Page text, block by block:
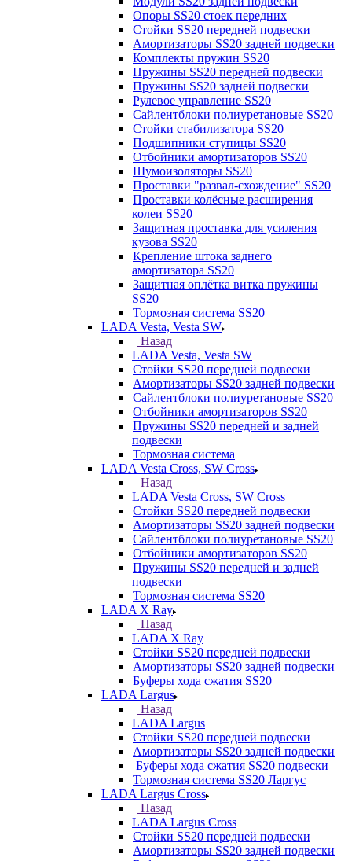
Опоры SS20 стоек передних
Стойки SS20 передней подвески
Амортизаторы SS20 задней подвески
Комплекты пружин SS20
Пружины SS20 передней подвески
Пружины SS20 задней подвески
Рулевое управление SS20
Сайлентблоки полиуретановые SS20
Стойки стабилизатора SS20
Подшипники ступицы SS20
Отбойники амортизаторов SS20
Шумоизоляторы SS20
Проставки "развал-схождение" SS20
Проставки колёсные расширения
колеи SS20
Защитная проставка для усиления
кузова SS20
Крепление штока заднего
амортизатора SS20
Защитная оплётка витка пружины
SS20
Тормозная система SS20
LADA Vesta, Vesta SW
Назад
LADA Vesta, Vesta SW
Стойки SS20 передней подвески
Амортизаторы SS20 задней подвески
Сайлентблоки полиуретановые SS20
Отбойники амортизаторов SS20
Пружины SS20 передней и задней
подвески
Тормозная система
LADA Vesta Cross, SW Cross
Назад
LADA Vesta Cross, SW Cross
Стойки SS20 передней подвески
Амортизаторы SS20 задней подвески
Сайлентблоки полиуретановые SS20
Отбойники амортизаторов SS20
Пружины SS20 передней и задней
подвески
Тормозная система SS20
LADA X Ray
Назад
LADA X Ray
Стойки SS20 передней подвески
Амортизаторы SS20 задней подвески
Буферы хода сжатия SS20
LADA Largus
Назад
LADA Largus
Стойки SS20 передней подвески
Амортизаторы SS20 задней подвески
Буферы хода сжатия SS20 подвески
Тормозная система SS20 Ларгус
LADA Largus Cross
Назад
LADA Largus Cross
Стойки SS20 передней подвески
Амортизаторы SS20 задней подвески